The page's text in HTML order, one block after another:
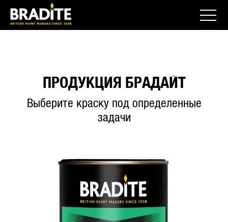
ПРОДУКЦИЯ БРАДАЙТ
Выберите краску под определенные
задачи